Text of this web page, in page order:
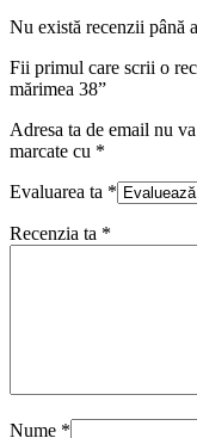
Nu există recenzii până
Fii primul care scrii o
mărimea 38”
Adresa ta de email nu
marcate cu *
Evaluarea ta *
Recenzia ta *
Nume *